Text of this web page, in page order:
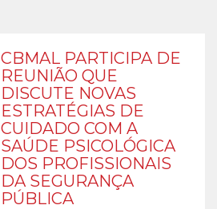
CBMAL PARTICIPA DE
REUNIÃO QUE
DISCUTE NOVAS
ESTRATÉGIAS DE
CUIDADO COM A
SAÚDE PSICOLÓGICA
DOS PROFISSIONAIS
DA SEGURANÇA
PÚBLICA